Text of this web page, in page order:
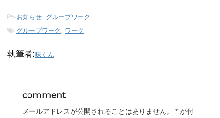
-お知らせ, グループワーク
-グループワーク , ワーク
執筆者:味くん
comment
メールアドレスが公開されることはありません。 * が付